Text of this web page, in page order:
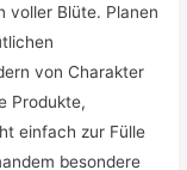
voller Blüte. Planen
von Charakter
Produkte,
einfach zur Fülle
besondere